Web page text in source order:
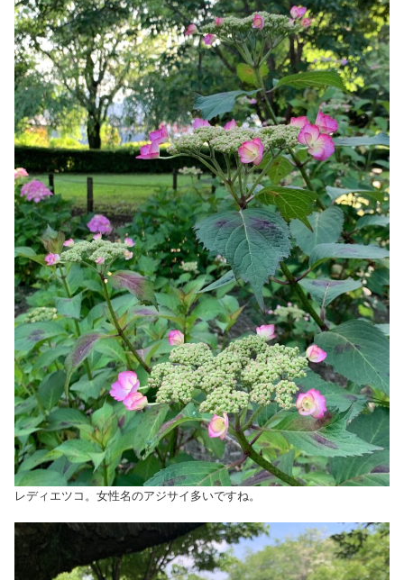
レディエツコ。女性名のアジサイ多いですね。